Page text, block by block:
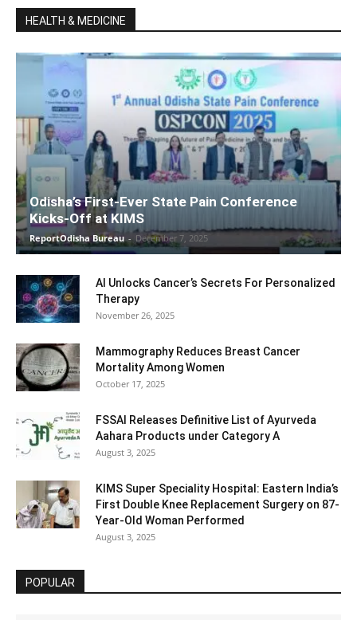
HEALTH & MEDICINE
Odisha’s First-Ever State Pain Conference
Kicks-Off at KIMS
ReportOdisha Bureau - December 7, 2025
AI Unlocks Cancer’s Secrets For Personalized
Therapy
November 26, 2025
Mammography Reduces Breast Cancer
Mortality Among Women
October 17, 2025
FSSAI Releases Definitive List of Ayurveda
Aahara Products under Category A
August 3, 2025
KIMS Super Speciality Hospital: Eastern India’s
First Double Knee Replacement Surgery on 87-
Year-Old Woman Performed
August 3, 2025
POPULAR